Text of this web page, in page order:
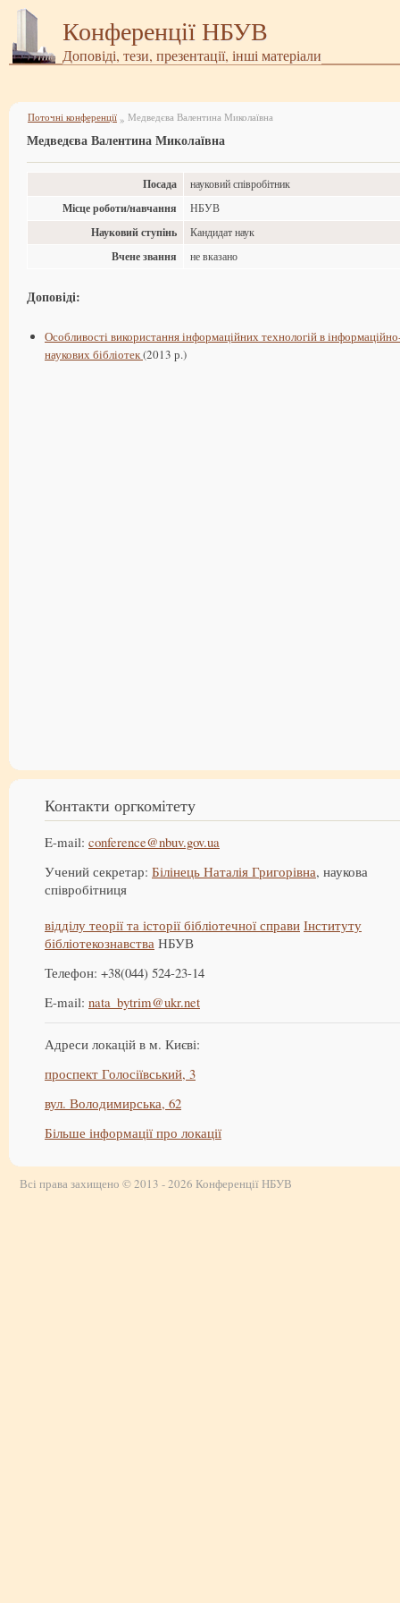
Конференції НБУВ
Доповіді, тези, презентації, інші матеріали
Поточні конференції » Медведєва Валентина Миколаївна
Медведєва Валентина Миколаївна
Посада науковий співробітник
Місце роботи/навчання НБУВ
Науковий ступінь Кандидат наук
Вчене звання не вказано
Доповіді:
Особливості використання інформаційних технологій в
наукових бібліотек(2013 р.)
Контакти оргкомітету
E-mail: conference@nbuv.gov.ua
Учений секретар: Білінець Наталія Григорівна, наукова
співробітниця
відділу теорії та історії бібліотечної справи Інституту
бібліотекознавства НБУВ
Телефон: +38(044) 524-23-14
E-mail: nata_bytrim@ukr.net
Адреси локацій в м. Києві:
проспект Голосіївський, 3
вул. Володимирська, 62
Більше інформації про локації
Всі права захищено © 2013 - 2026 Конференції НБУВ